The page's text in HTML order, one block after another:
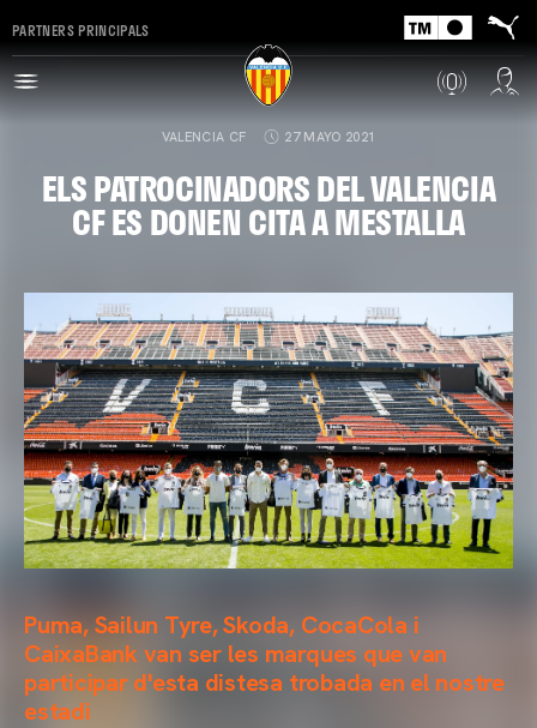
PARTNERS PRINCIPALS
VALENCIA CF 27 MAYO 2021
ELS PATROCINADORS DEL VALENCIA
CF ES DONEN CITA A MESTALLA
Puma, Sailun Tyre, Skoda, CocaCola i
CaixaBank van ser les marques que van
participar d'esta distesa trobada en el nostre
estadi